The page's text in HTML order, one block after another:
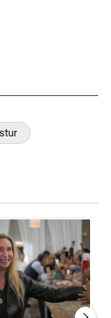
Messi llegó a
de tendencia